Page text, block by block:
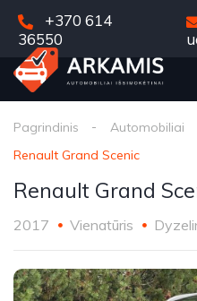
+370 614
36550
Pagrindinis Automobiliai
Renault Grand Scenic
Renault Grand
2017 Vienatūris